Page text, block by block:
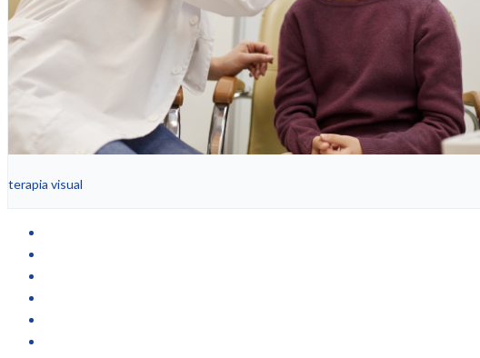
terapia visual